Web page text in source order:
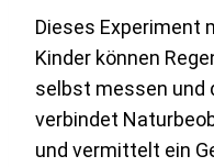
Dieses Experiment
Kinder können
selbst messen und
verbindet
und vermittelt ein